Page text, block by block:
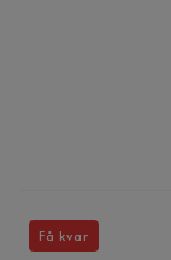
Få kvar